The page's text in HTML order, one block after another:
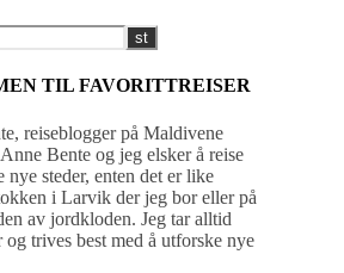
TIL FAVORITTREISER
Bente og jeg elsker å reise
nye steder, enten det er like
i Larvik der jeg bor eller på
av jordkloden. Jeg tar alltid
og trives best med å utforske nye